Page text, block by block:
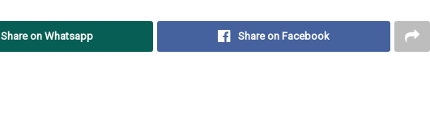
Share on Whatsapp Share on Facebook